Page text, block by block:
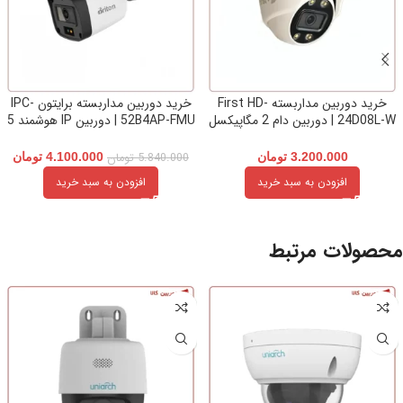
خرید دوربین مداربسته First HD-
24D08L-W | دوربین دام 2 مگاپیکسل
3.200.000 تومان
افزودن به سبد خرید
خرید دوربین مداربسته برایتون IPC-
52B4AP-FMU | دوربین IP هوشمند 5
5.840.000 تومان 4.100.000 تومان
افزودن به سبد خرید
محصولات مرتبط